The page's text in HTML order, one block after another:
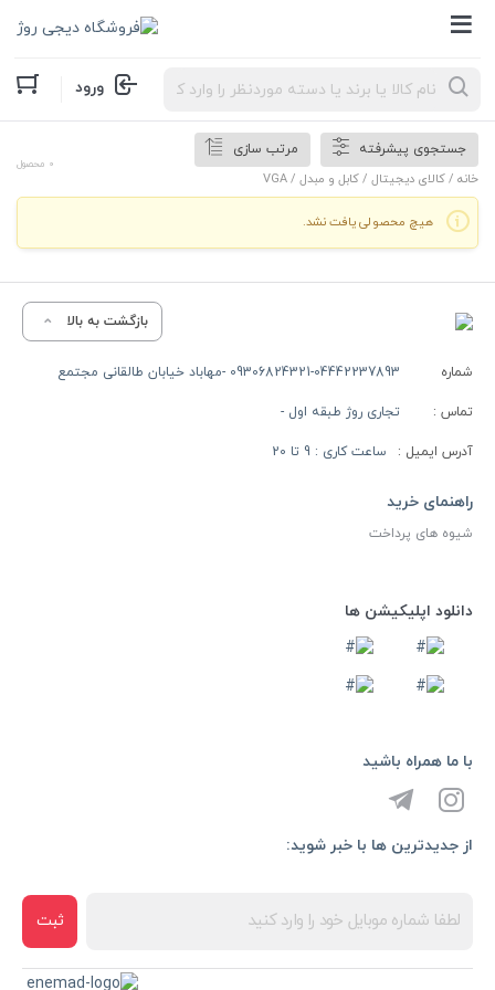
Products
search ورود
جستجوی پیشرفته
مرتب سازی
خانه /کالای دیجیتال /کابل و مبدل / VGA
0 محصول
هیچ محصولی یافت نشد.
بازگشت به بالا
شماره
تماس :
09306824321-04442237893 -مهاباد خیابان طالقانی مجتمع
تجاری روژ طبقه اول -
آدرس ایمیل : ساعت کاری : 9 تا 20
راهنمای خرید
شیوه های پرداخت
دانلود اپلیکیشن ها
از جدیدترین ها با خبر شوید:
ثبت
با ما همراه باشید